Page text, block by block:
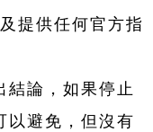
提供任何官方指
結論，如果停止
以避免，但沒有